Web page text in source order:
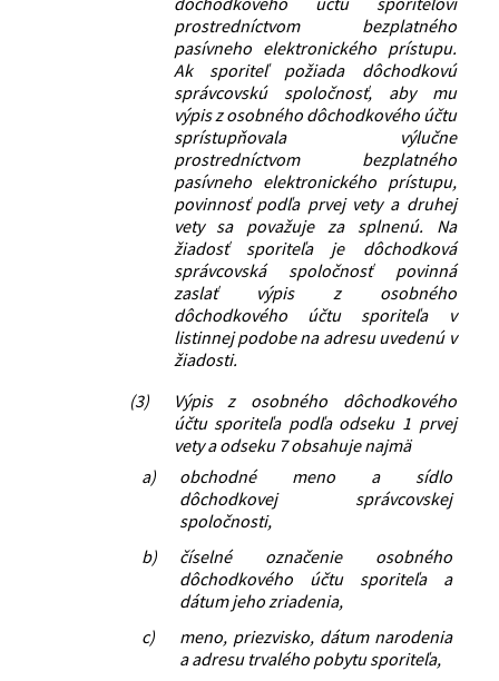
prostredníctvom bezplatného
pasívneho elektronického prístupu.
Ak sporiteľ požiada dôchodkovú
správcovskú spoločnosť, aby mu
výpis z osobného dôchodkového účtu
sprístupňovala výlučne
prostredníctvom bezplatného
pasívneho elektronického prístupu,
povinnosť podľa prvej vety a druhej
vety sa považuje za splnenú. Na
žiadosť sporiteľa je dôchodková
správcovská spoločnosť povinná
zaslať výpis z osobného
dôchodkového účtu sporiteľa v
listinnej podobe na adresu uvedenú v
žiadosti.
(3)
Výpis z osobného dôchodkového
účtu sporiteľa podľa odseku 1 prvej
vety a odseku 7 obsahuje najmä
a)
obchodné meno a sídlo
dôchodkovej správcovskej
spoločnosti,
b)
číselné označenie osobného
dôchodkového účtu sporiteľa a
dátum jeho zriadenia,
c)
meno, priezvisko, dátum narodenia
a adresu trvalého pobytu sporiteľa,